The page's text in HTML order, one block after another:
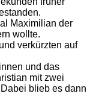
Maximilian der
wollte.
verkürzten auf
und das
mit zwei
blieb es dann